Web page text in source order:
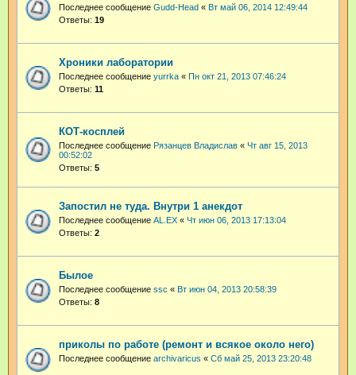
Последнее сообщение Gudd-Head « Вт май 06, 2014 12:49:44
Ответы: 19
Хроники лаборатории
Последнее сообщение yurrka « Пн окт 21, 2013 07:46:24
Ответы: 11
КОТ-косплей
Последнее сообщение Рязанцев Владислав « Чт авг 15, 2013
00:52:02
Ответы: 5
Запостил не туда. Внутри 1 анекдот
Последнее сообщение AL.EX « Чт июн 06, 2013 17:13:04
Ответы: 2
Былое
Последнее сообщение ssc « Вт июн 04, 2013 20:58:39
Ответы: 8
приколы по работе (ремонт и всякое около него)
Последнее сообщение archivaricus « Сб май 25, 2013 23:20:48